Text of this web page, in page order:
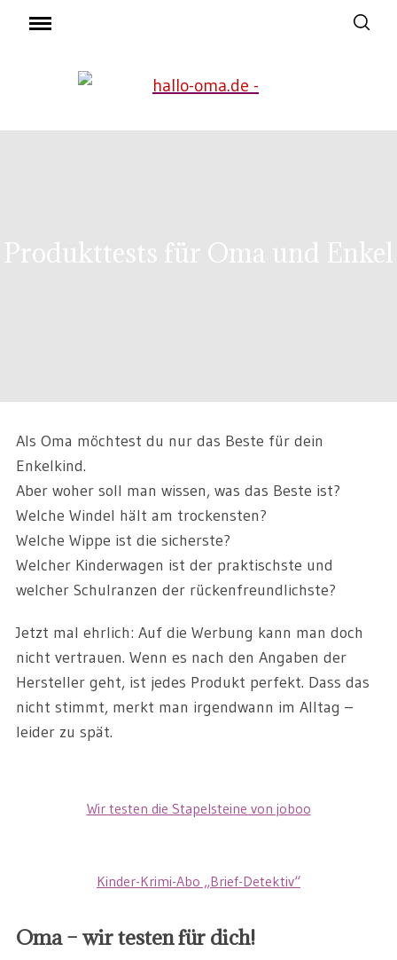
Produkttests für Oma und Enkel
Als Oma möchtest du nur das Beste für dein
Enkelkind.
Aber woher soll man wissen, was das Beste ist?
Welche Windel hält am trockensten?
Welche Wippe ist die sicherste?
Welcher Kinderwagen ist der praktischste und
welcher Schulranzen der rückenfreundlichste?
Jetzt mal ehrlich: Auf die Werbung kann man doch
nicht vertrauen. Wenn es nach den Angaben der
Hersteller geht, ist jedes Produkt perfekt. Dass das
nicht stimmt, merkt man irgendwann im Alltag –
leider zu spät.
Wir testen die Stapelsteine von joboo
Kinder-Krimi-Abo „Brief-Detektiv“
Oma – wir testen für dich!